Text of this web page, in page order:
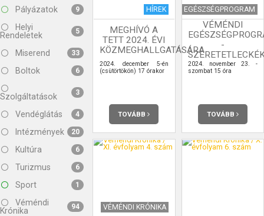
Pályázatok 9
Helyi
Rendeletek
5
Miserend 33
Boltok 6
Szolgáltatások 3
Vendéglátás 4
Intézmények 20
Kultúra 6
Turizmus 6
Sport 1
Véméndi
Krónika
94
HÍREK
MEGHÍVÓ A
TETT 2024. ÉVI
KÖZMEGHALLGATÁSÁRA
2024. december 5-én
(csütörtökön) 17 órakor
TOVÁBB
EGÉSZSÉGPROGRAM
VÉMÉNDI
-
2024. november 23. -
szombat 15 óra
TOVÁBB
VÉMÉNDI KRÓNIKA